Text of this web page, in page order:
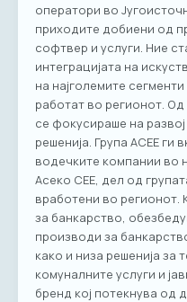
оператори во
приходите добиени од
софтвер и услуги. Ние
интеграцијата на
на најголемите
работат во регионот.
се фокусираше на
решенија. Група АСЕЕ ги
водечките компании во
Асеко СЕЕ, дел од
вработени во регионот.
за банкарство,
производи за
како и низа решенија за
комуналните услуги и
бренд кој потекнува од